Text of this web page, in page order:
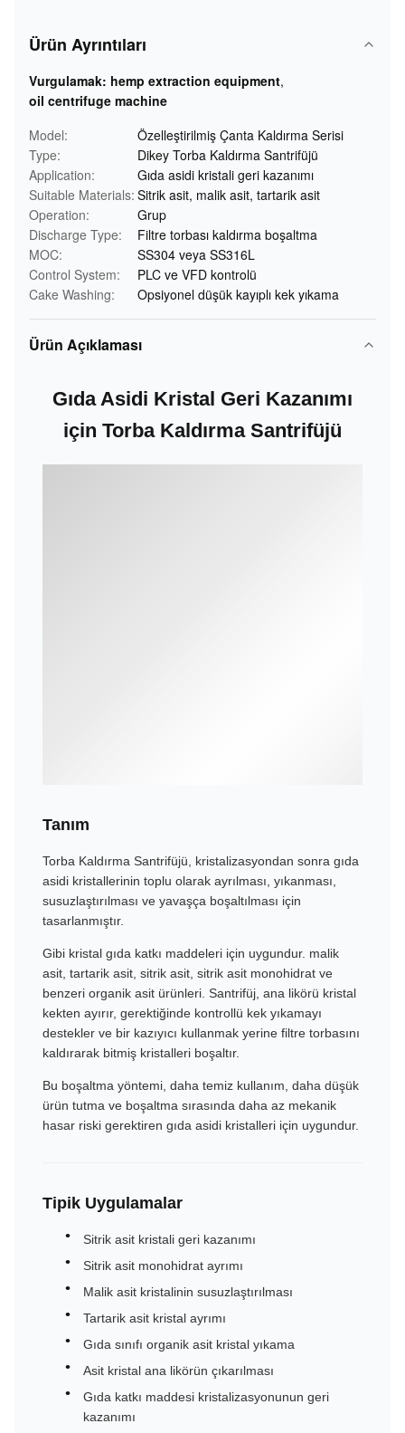
Ürün Ayrıntıları
Vurgulamak: hemp extraction equipment,
oil centrifuge machine
Model:
Özelleştirilmiş Çanta Kaldırma Serisi
Type:
Dikey Torba Kaldırma Santrifüjü
Application:
Gıda asidi kristali geri kazanımı
Suitable Materials: Sitrik asit, malik asit, tartarik asit
Operation:
Grup
Discharge Type:
Filtre torbası kaldırma boşaltma
MOC:
SS304 veya SS316L
Control System:
PLC ve VFD kontrolü
Cake Washing:
Opsiyonel düşük kayıplı kek yıkama
Ürün Açıklaması
Gıda Asidi Kristal Geri Kazanımı
için Torba Kaldırma Santrifüjü
Tanım
Torba Kaldırma Santrifüjü, kristalizasyondan sonra gıda
asidi kristallerinin toplu olarak ayrılması, yıkanması,
susuzlaştırılması ve yavaşça boşaltılması için
tasarlanmıştır.
Gibi kristal gıda katkı maddeleri için uygundur. malik
asit, tartarik asit, sitrik asit, sitrik asit monohidrat ve
benzeri organik asit ürünleri. Santrifüj, ana likörü kristal
kekten ayırır, gerektiğinde kontrollü kek yıkamayı
destekler ve bir kazıyıcı kullanmak yerine filtre torbasını
kaldırarak bitmiş kristalleri boşaltır.
Bu boşaltma yöntemi, daha temiz kullanım, daha düşük
ürün tutma ve boşaltma sırasında daha az mekanik
hasar riski gerektiren gıda asidi kristalleri için uygundur.
Tipik Uygulamalar
Sitrik asit kristali geri kazanımı
Sitrik asit monohidrat ayrımı
Malik asit kristalinin susuzlaştırılması
Tartarik asit kristal ayrımı
Gıda sınıfı organik asit kristal yıkama
Asit kristal ana likörün çıkarılması
Gıda katkı maddesi kristalizasyonunun geri
kazanımı